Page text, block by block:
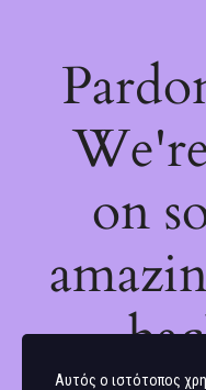
on
Αυτός ο ιστότοπος